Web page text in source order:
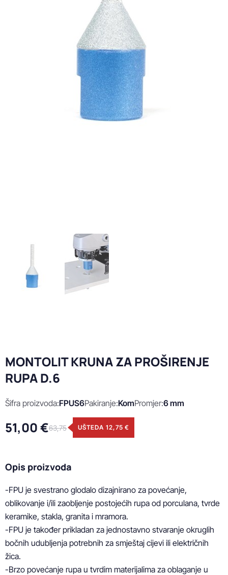
MONTOLIT KRUNA ZA PROŠIRENJE
RUPA D.6
Šifra proizvoda:FPUS6Pakiranje:KomPromjer:6 mm
51,00 €63,75 UŠTEDA 12,75 €
Opis proizvoda
-FPU je svestrano glodalo dizajnirano za povećanje,
oblikovanje i/ili zaobljenje postojećih rupa od porculana, tvrde
keramike, stakla, granita i mramora.
-FPU je također prikladan za jednostavno stvaranje okruglih
bočnih udubljenja potrebnih za smještaj cijevi ili električnih
žica.
-Brzo povećanje rupa u tvrdim materijalima za oblaganje u